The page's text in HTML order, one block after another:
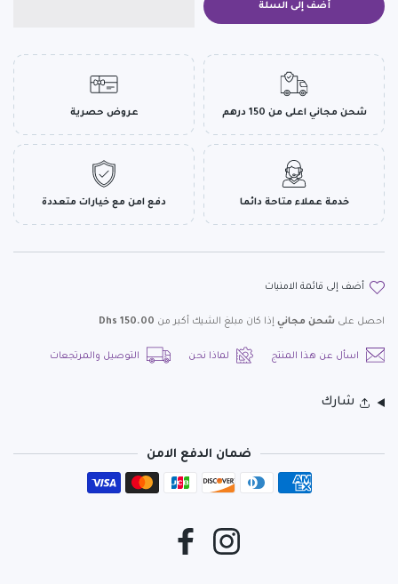
أضف إلى السلة
شحن مجاني اعلى من 150 درهم عروض حصرية
خدمة عملاء متاحة دائما دفع امن مع خيارات متعددة
أضف إلى قائمة الامنيات
احصل على شحن مجاني إذا كان مبلغ الشيك أكبر من 150.00 Dhs
اسأل عن هذا المنتج لماذا نحن التوصيل والمرتجعات
شارك
ضمان الدفع الامن
طرق الدفع
انستغرام